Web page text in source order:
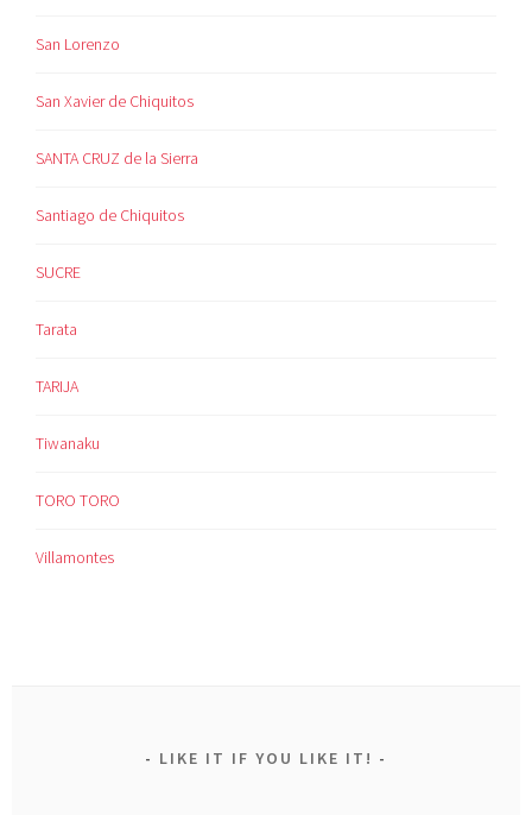
San Lorenzo
San Xavier de Chiquitos
SANTA CRUZ de la Sierra
Santiago de Chiquitos
SUCRE
Tarata
TARIJA
Tiwanaku
TORO TORO
Villamontes
LIKE IT IF YOU LIKE IT!